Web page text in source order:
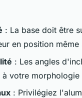
: La base doit être
en position
: Les angles
à votre
: Privilégiez